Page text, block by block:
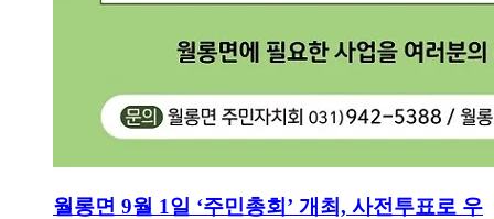
월롱면 9월 1일 ‘주민총회’ 개최, 사전투표로 우